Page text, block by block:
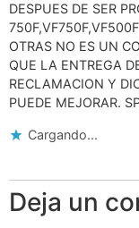
DESPUES DE SER
OTRAS NO ES UN
QUE LA ENTREGA
RECLAMACION Y
PUEDE MEJORAR.
Cargando...
Deja un